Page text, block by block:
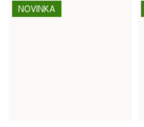
NOVINKA